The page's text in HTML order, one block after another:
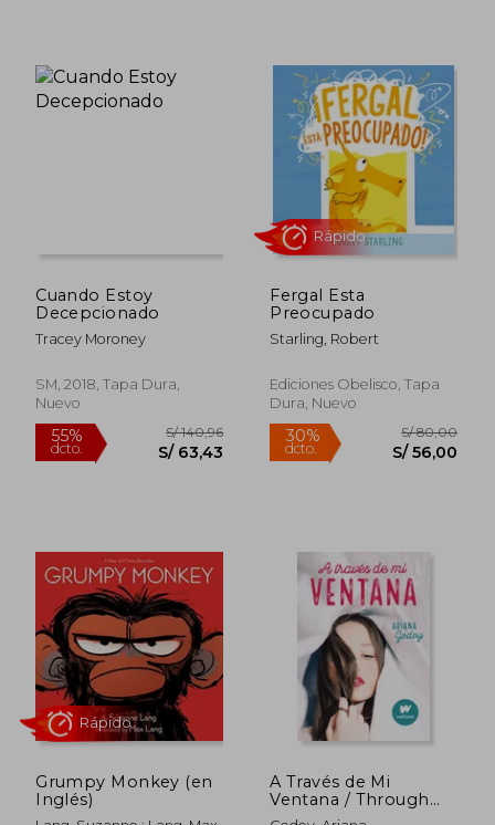
Cuando Estoy
Decepcionado
Tracey Moroney
SM, 2018, Tapa Dura,
Nuevo
Fergal Esta
Preocupado
Starling, Robert
Ediciones Obelisco, Tapa
Dura, Nuevo
Grumpy Monkey (en
Inglés)
A Través de Mi
Ventana / Through
My Window